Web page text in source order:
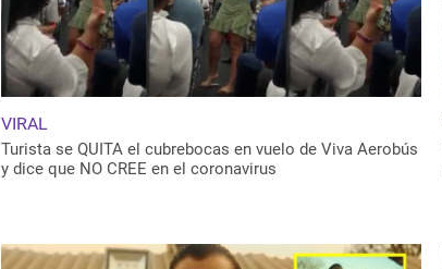
VIRAL
Turista se QUITA el cubrebocas en vuelo de Viva Aerobús
y dice que NO CREE en el coronavirus